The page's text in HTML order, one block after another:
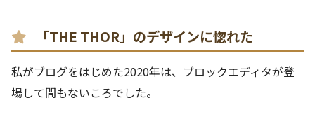
「THE THOR」のデザインに惚れた
私がブログをはじめた2020年は、ブロックエディタが登
場して間もないころでした。